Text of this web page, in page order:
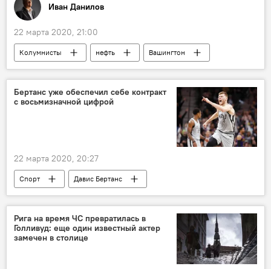
Иван Данилов
22 марта 2020, 21:00
Колумнисты нефть Вашингтон
Бертанс уже обеспечил себе контракт
с восьмизначной цифрой
22 марта 2020, 20:27
Спорт Давис Бертанс
Рига на время ЧС превратилась в
Голливуд: еще один известный актер
замечен в столице